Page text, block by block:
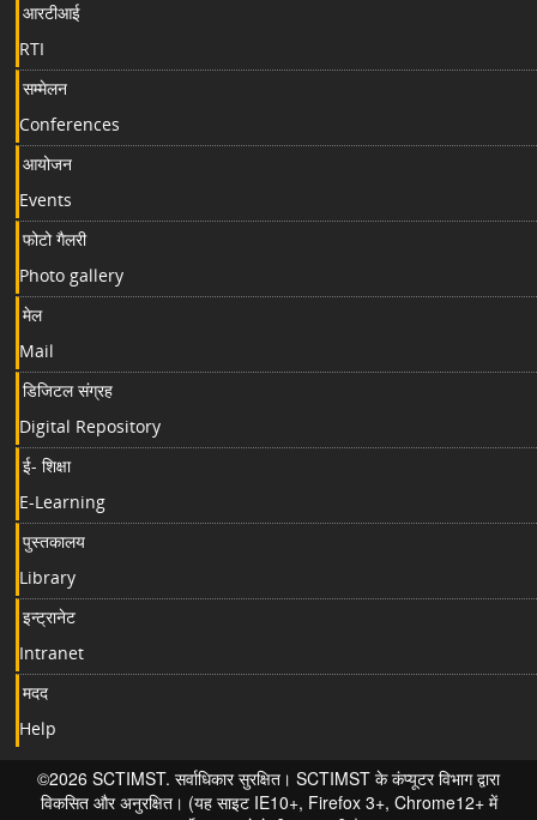
आरटीआई
RTI
सम्मेलन
Conferences
आयोजन
Events
फोटो गैलरी
Photo gallery
मेल
Mail
डिजिटल संग्रह
Digital Repository
ई- शिक्षा
E-Learning
पुस्तकालय
Library
इन्ट्रानेट
Intranet
मदद
Help
©2026 SCTIMST. सर्वाधिकार सुरक्षित। SCTIMST के कंप्यूटर विभाग द्वारा
विकसित और अनुरक्षित। (यह साइट IE10+, Firefox 3+, Chrome12+ में